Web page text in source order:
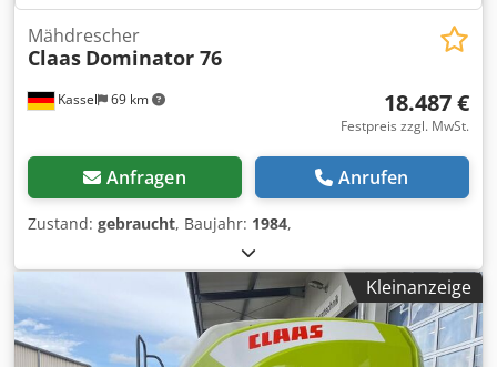
Kassel 69 km
Mähdrescher
Claas Dominator 76
18.487 €
Festpreis zzgl. MwSt.
Anfragen Anrufen
Zustand: gebraucht, Baujahr: 1984,
Kleinanzeige